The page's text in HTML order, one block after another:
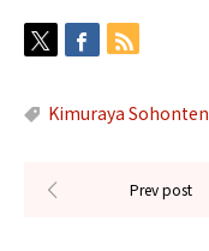
Kimuraya Sohonten